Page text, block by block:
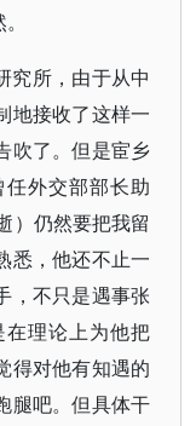
究所，由于从中
地接收了这样一
吹了。但是宦乡
任外交部部长助
）仍然要把我留
悉，他还不止一
，不只是遇事张
理论上为他把
得对他有知遇的
腿吧。但具体干